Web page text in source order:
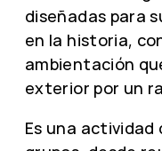
diseñadas para
en la historia,
ambientación
exterior por un
Es una